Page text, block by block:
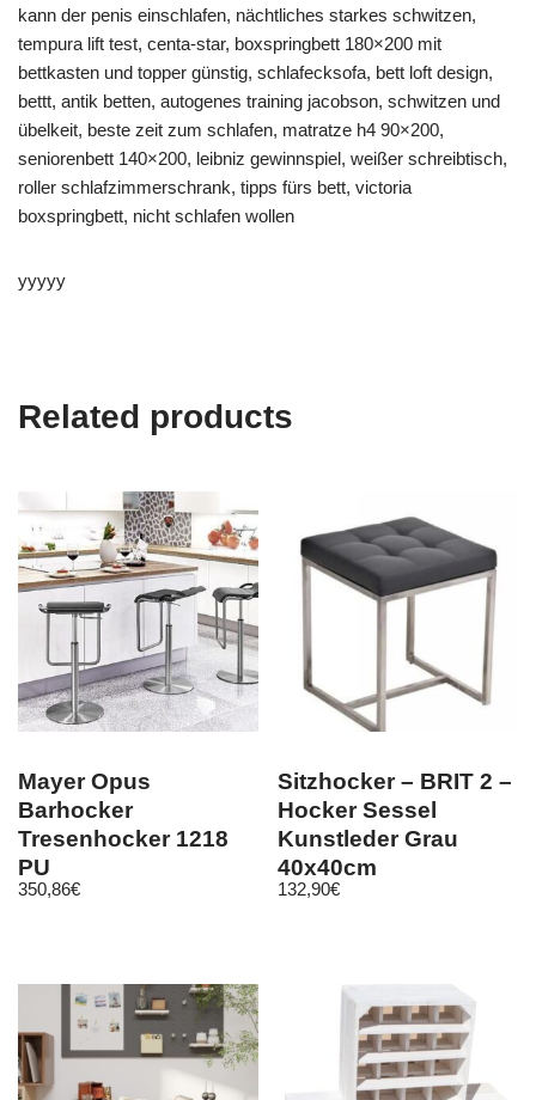
kann der penis einschlafen, nächtliches starkes schwitzen,
tempura lift test, centa-star, boxspringbett 180×200 mit
bettkasten und topper günstig, schlafecksofa, bett loft design,
bettt, antik betten, autogenes training jacobson, schwitzen und
übelkeit, beste zeit zum schlafen, matratze h4 90×200,
seniorenbett 140×200, leibniz gewinnspiel, weißer schreibtisch,
roller schlafzimmerschrank, tipps fürs bett, victoria
boxspringbett, nicht schlafen wollen
yyyyy
Related products
Mayer Opus
Barhocker
Tresenhocker 1218
PU
350,86€
Sitzhocker – BRIT 2 –
Hocker Sessel
Kunstleder Grau
40x40cm
132,90€